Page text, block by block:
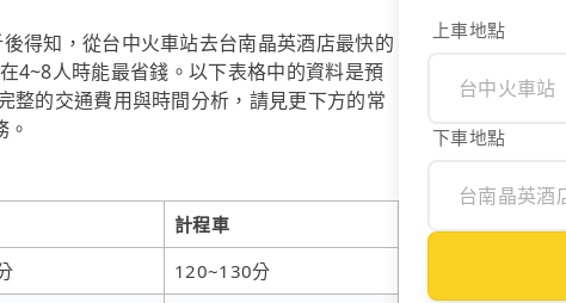
得知，從台中火車站去台南晶英酒店最快的
4~8人時能最省錢。以下表格中的資料是預
整的交通費用與時間分析，請見更下方的常
計程車
120~130分
上車地點
下車地點